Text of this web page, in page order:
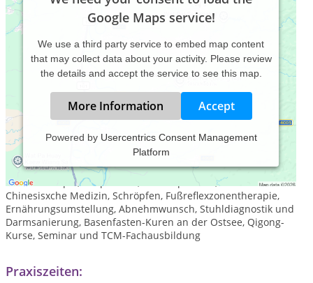
Google Maps service!
We use a third party service to embed map content
that may collect data about your activity. Please review
the details and accept the service to see this map.
More Information Accept
Powered by Usercentrics Consent Management
Platform
Chiropraktik nach Dr. Ackermann, Schmerztherapie, Dorn-
Therapie und Breuß-Massage, Atlas-Therapie, Chinesiche
Tuina-Therapie, Akupunktur, Ohrakupunktur, Traditionelle
Chinesisxche Medizin, Schröpfen, Fußreflexzonentherapie,
Ernährungsumstellung, Abnehmwunsch, Stuhldiagnostik und
Darmsanierung, Basenfasten-Kuren an der Ostsee, Qigong-
Kurse, Seminar und TCM-Fachausbildung
Praxiszeiten: